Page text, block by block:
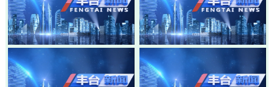
20260803-丰台新闻